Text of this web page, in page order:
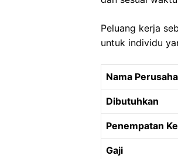
Peluang kerja
untuk individu
Nama
Dibutuhkan
Penempatan
Gaji